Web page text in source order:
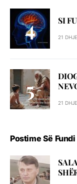
SI
21
21
Postime Së Fundi